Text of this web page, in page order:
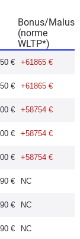
Bonus/Malus
(norme
WLTP*)
€ +61865 €
€ +61865 €
€ +58754 €
€ +58754 €
€ +58754 €
€ NC
€ NC
€ NC